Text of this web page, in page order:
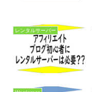
レンタルサーバー